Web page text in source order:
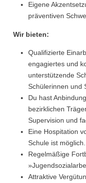
Eigene
präventiven
Wir bieten:
Qualifizierte
engagiertes und
unterstützende
Schülerinnen und
Du hast
bezirklichen
Supervision und
Eine Hospitation
Schule ist möglich.
Regelmäßige
Attraktive